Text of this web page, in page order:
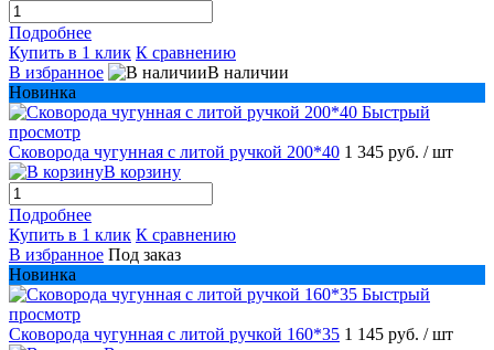
Подробнее
Купить в 1 клик К сравнению
В избранное
В наличии
Новинка
Быстрый
просмотр
Сковорода чугунная с литой ручкой 200*40 1 345 руб. / шт
В корзину
Подробнее
Купить в 1 клик К сравнению
В избранное Под заказ
Новинка
Быстрый
просмотр
Сковорода чугунная с литой ручкой 160*35 1 145 руб. / шт